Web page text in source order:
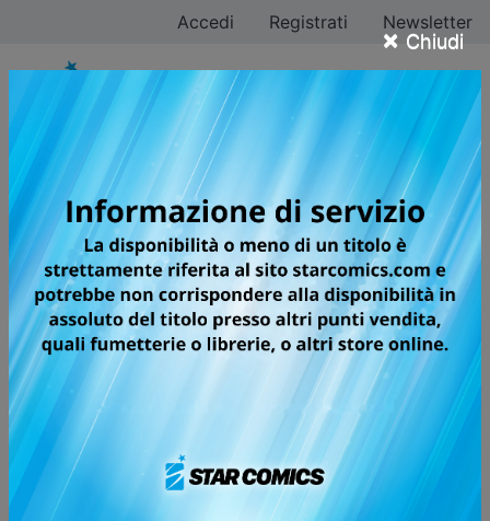
× Chiudi
Accedi Registrati Newsletter
Shop online fumetti
INFO PAGAMENTO Filtra ricerca